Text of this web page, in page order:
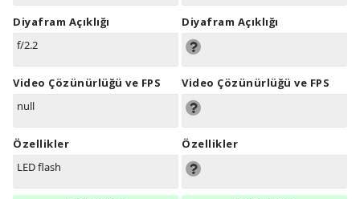
Diyafram Açıklığı
f/2.2
Video Çözünürlüğü ve FPS
null
Özellikler
LED flash
Diyafram Açıklığı
Video Çözünürlüğü ve FPS
Özellikler